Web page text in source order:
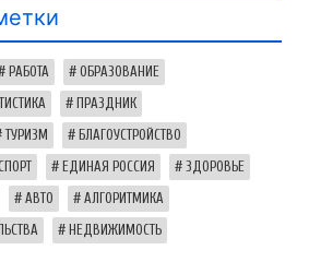
РАБОТА ОБРАЗОВАНИЕ
ПРАЗДНИК
ТУРИЗМ БЛАГОУСТРОЙСТВО
ЕДИНАЯ РОССИЯ ЗДОРОВЬЕ
АВТО АЛГОРИТМИКА
НЕДВИЖИМОСТЬ